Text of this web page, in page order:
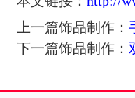
上一篇饰品制作：
下一篇饰品制作：